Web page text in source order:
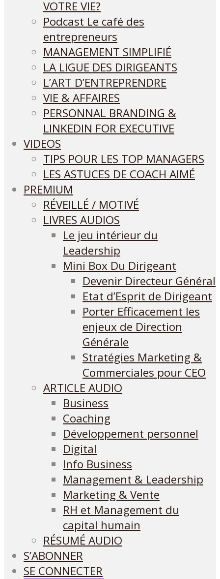
VOTRE VIE?
Podcast Le café des
entrepreneurs
MANAGEMENT SIMPLIFIÉ
LA LIGUE DES DIRIGEANTS
L’ART D’ENTREPRENDRE
VIE & AFFAIRES
PERSONNAL BRANDING &
LINKEDIN FOR EXECUTIVE
VIDEOS
TIPS POUR LES TOP MANAGERS
LES ASTUCES DE COACH AIMÉ
PREMIUM
RÉVEILLÉ / MOTIVÉ
LIVRES AUDIOS
Le jeu intérieur du
Leadership
Mini Box Du Dirigeant
Devenir Directeur Général
Etat d’Esprit de Dirigeant
Porter Efficacement les
enjeux de Direction
Générale
Stratégies Marketing &
Commerciales pour CEO
ARTICLE AUDIO
Business
Coaching
Développement personnel
Digital
Info Business
Management & Leadership
Marketing & Vente
RH et Management du
capital humain
RÉSUMÉ AUDIO
S’ABONNER
SE CONNECTER